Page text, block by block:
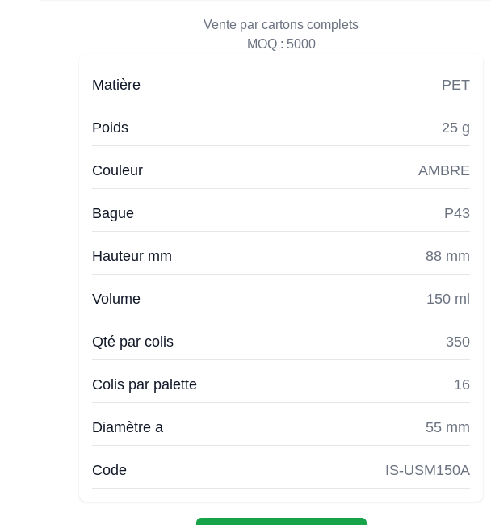
Vente par cartons complets
MOQ : 5000
Matière PET
Poids 25 g
Couleur AMBRE
Bague P43
Hauteur mm 88 mm
Volume 150 ml
Qté par colis 350
Colis par palette 16
Diamètre a 55 mm
Code IS-USM150A